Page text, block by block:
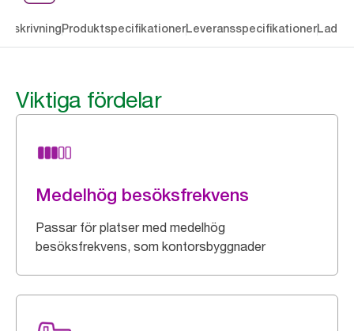
ProduktspecifikationerLeveransspecifikationerLadda
Viktiga fördelar
Medelhög besöksfrekvens
Passar för platser med medelhög
besöksfrekvens, som kontorsbyggnader